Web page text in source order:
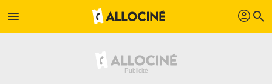
menu profil search